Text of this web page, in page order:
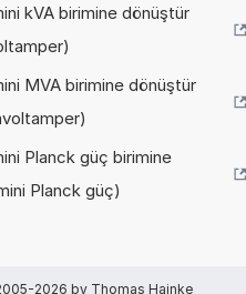
kVA birimine dönüştür
MVA birimine dönüştür
Planck güç birimine
Planck güç)
2026 by Thomas Hainke